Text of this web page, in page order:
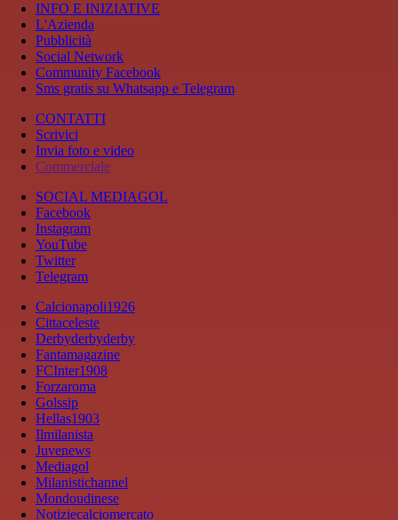
INFO E INIZIATIVE
L'Azienda
Pubblicità
Social Network
Community Facebook
Sms gratis su Whatsapp e Telegram
CONTATTI
Scrivici
Invia foto e video
Commerciale
SOCIAL MEDIAGOL
Facebook
Instagram
YouTube
Twitter
Telegram
Calcionapoli1926
Cittaceleste
Derbyderbyderby
Fantamagazine
FCInter1908
Forzaroma
Golssip
Hellas1903
Ilmilanista
Juvenews
Mediagol
Milanistichannel
Mondoudinese
Notiziecalciomercato